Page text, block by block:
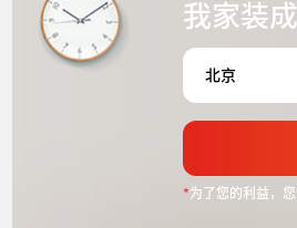
我家装
*为了您的利益，